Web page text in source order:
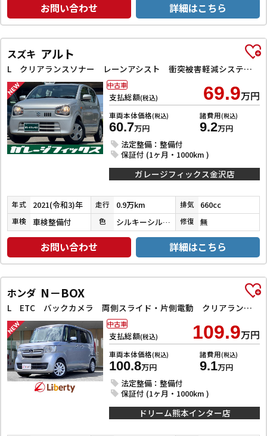
お問い合わせ 詳細はこちら
スズキ アルト
L クリアランスソナー レーンアシスト 衝突被害軽減システム オートライト キーレスエントリー アイドリングストップ 電動格納ミラー シートヒーター CVT 盗難防止システム ABS ESC CD
支払総額(税込) 69.9万円
車両本体価格(税込)
60.7万円
諸費用(税込)
9.2万円
法定整備：整備付
保証付 (1ヶ月・1000km )
中古車
ガレージフィックス金沢店
年式 2021(令和3)年 走行 0.9万km 排気 660cc
車検 車検整備付 色 シルキーシルバーメタリック 修復 無
お問い合わせ 詳細はこちら
ホンダ N－BOX
L ETC バックカメラ 両側スライド・片側電動 クリアランスソナー オートクルーズコントロール レーンアシスト 衝突被害軽減システム オートライト スマートキー アイドリングストップ 電動格納ミラー
支払総額(税込) 109.9万円
車両本体価格(税込)
100.8万円
諸費用(税込)
9.1万円
法定整備：整備付
保証付 (1ヶ月・1000km )
中古車
ドリーム熊本インター店